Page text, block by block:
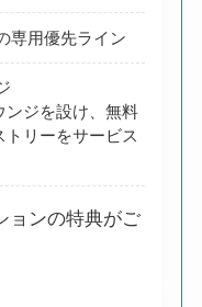
専用優先ライン
ンジを設け、無料
リーをサービス
ョンの特典がご